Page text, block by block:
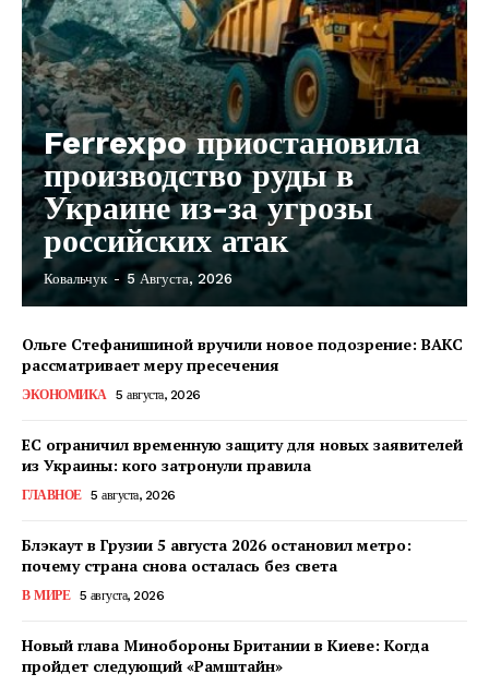
Ferrexpo приостановила
производство руды в
Украине из-за угрозы
российских атак
Ковальчук - 5 Августа, 2026
Ольге Стефанишиной вручили новое подозрение: ВАКС
рассматривает меру пресечения
ЭКОНОМИКА 5 августа, 2026
ЕС ограничил временную защиту для новых заявителей
из Украины: кого затронули правила
ГЛАВНОЕ 5 августа, 2026
Блэкаут в Грузии 5 августа 2026 остановил метро:
почему страна снова осталась без света
В МИРЕ 5 августа, 2026
Новый глава Минобороны Британии в Киеве: Когда
пройдет следующий «Рамштайн»